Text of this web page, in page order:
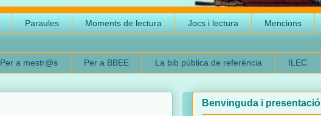
Paraules Moments de lectura Jocs i lectura Mencions
Per a mestr@s Per a BBEE La bib pública de referència ILEC
Benvinguda i presentació